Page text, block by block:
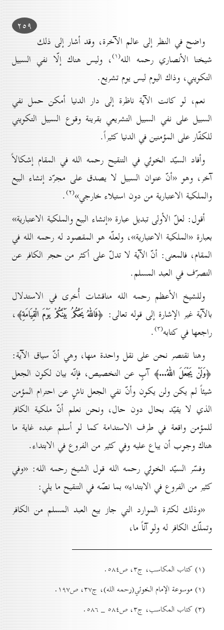
۲٥۹
واضح في النظر إلى عالم الآخرة، وقد أشار إلى ذلك
شيخنا الأنصاري رحمه الله(۱) ، وليس هناك إلّا نفي السبيل
التكويني، وذاك اليوم ليس يوم تشريع.
نعم، لو كانت الآية ناظرة إلى دار الدنيا أمكن حمل نفي
السبيل على نفي السبيل التشريعي بقرينة وقوع السبيل التكويني
للكفّار على المؤمنين في الدنيا كثيراً.
وأفاد السيّد الخوئي في التنقيح رحمه الله في المقام إشكالاً
آخر، وهو «أنّ عنوان السبيل لا يصدق على مجرّد إنشاء البيع
والملكية الاعتبارية من دون استيلاء خارجي»(۲) .
أقول: لعلّ الأولى تبديل عبارة «إنشاء البيع والملكية الاعتبارية»
بعبارة «الملكية الاعتبارية»، ولعلّه هو المقصود له رحمه الله في
المقام، فالمعنى: أنّ الآية لا تدلّ على أكثر من حجر الكافر عن
التصرّف في العبد المسلم.
وللشيخ الأعظم رحمه الله مناقشات أُخرى في الاستدلال
بالآية غير الإشارة إلى قوله تعالى: ﴿فَاللّٰهُ يَحْكُمُ بَيْنَكُمْ يَوْمَ الْقِيَامَةِ﴾،
راجعها في كتابه(۳) .
وهنا نقتصر نحن على نقل واحدة منها، وهي أنّ سياق الآية:
﴿وَلَنْ يَجْعَلَ اللّٰهُ...﴾ آبٍ عن التخصيص، فإنّه بيان لكون الجعل
شيئاً لم يكن ولن يكون وأنّ نفي الجعل ناشٍ عن احترام المؤمن
الذي لا يقيّد بحال دون حال، ونحن نعلم أنّ ملكية الكافر
للمؤمن واقعة في طرف الاستدامة كما لو أسلم عبده غاية ما
هناك وجوب أن يباع عليه وفي كثير من الفروع في الابتداء.
وفسّر السيّد الخوئي رحمه الله قول الشيخ رحمه الله: «وفي
كثير من الفروع في الابتداء» بما نصّه في التنقيح ما يلي:
«وذلك لكثرة الموارد التي جاز بيع العبد المسلم من الكافر
وتملّك الكافر له ولو آناً ما،
(۱) کتاب المكاسب، ج۳، ص٥۸٤.
(۲) موسوعة الإمام الخوئي(رحمه الله)، ج۳۷، ص۱۹۷.
(۳) کتاب المكاسب، ج۳، ص٥۸٤ _ ٥۸٦.